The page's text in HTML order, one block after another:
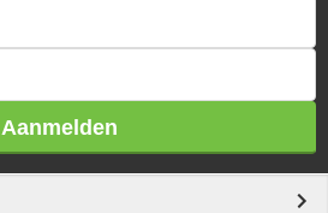
Aanmelden